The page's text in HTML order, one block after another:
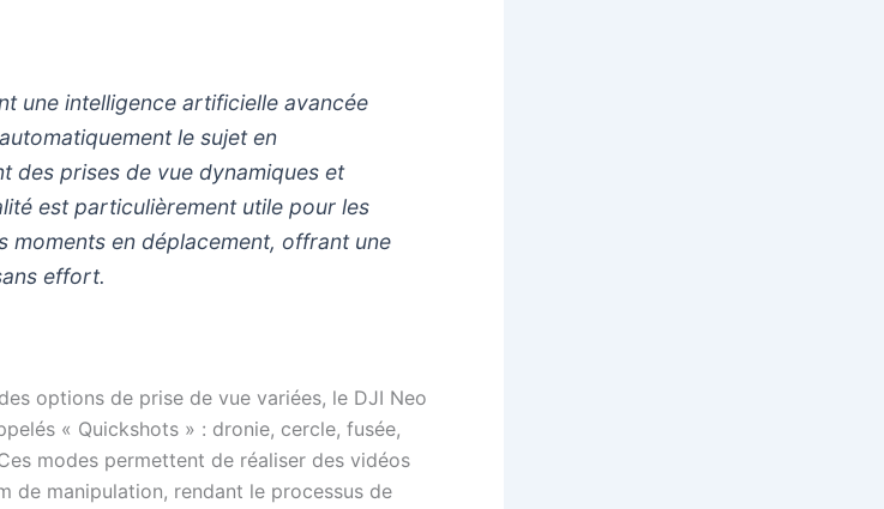
une intelligence artificielle avancée
le sujet en
des prises de vue dynamiques et
est particulièrement utile pour les
moments en déplacement, offrant une
effort.
options de prise de vue variées, le DJI Neo
« Quickshots » : dronie, cercle, fusée,
modes permettent de réaliser des vidéos
de manipulation, rendant le processus de